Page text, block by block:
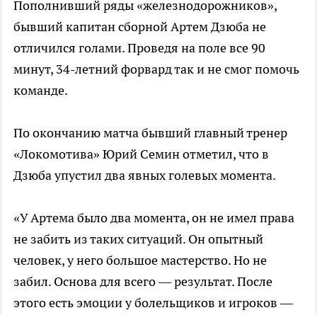
Пополнивший ряды «железнодорожников»,
бывший капитан сборной Артем Дзюба не
отличился голами. Проведя на поле все 90
минут, 34-летний форвард так и не смог помочь
команде.
По окончанию матча бывший главный тренер
«Локомотива» Юрий Семин отметил, что в
Дзюба упустил два явных голевых момента.
«У Артема было два момента, он не имел права
не забить из таких ситуаций. Он опытный
человек, у него большое мастерство. Но не
забил. Основа для всего — результат. После
этого есть эмоции у болельщиков и игроков —